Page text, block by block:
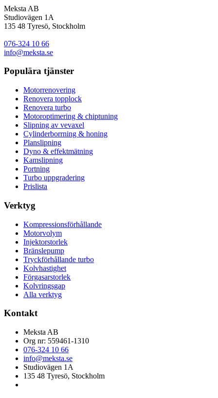
Meksta AB
Studiovägen 1A
135 48 Tyresö, Stockholm
076-324 10 66
info@meksta.se
Populära tjänster
Motorrenovering
Renovera topplock
Renovera turbo
Motoroptimering & chiptuning
Slipning av vevaxel
Cylinderborrning & honing
Planslipning
Dyno & effektmätning
Kamslipning
Portning
Turbo uppgradering
Prislista
Verktyg
Kompressionsförhållande
Motorvolym
Injektorstorlek
Bränslepump
Tryckförhållande turbo
Kolvhastighet
Förgasarstorlek
Kolvringsgap
Alla verktyg
Kontakt
Meksta AB
Org nr: 559461-1310
076-324 10 66
info@meksta.se
Studiovägen 1A
135 48 Tyresö, Stockholm